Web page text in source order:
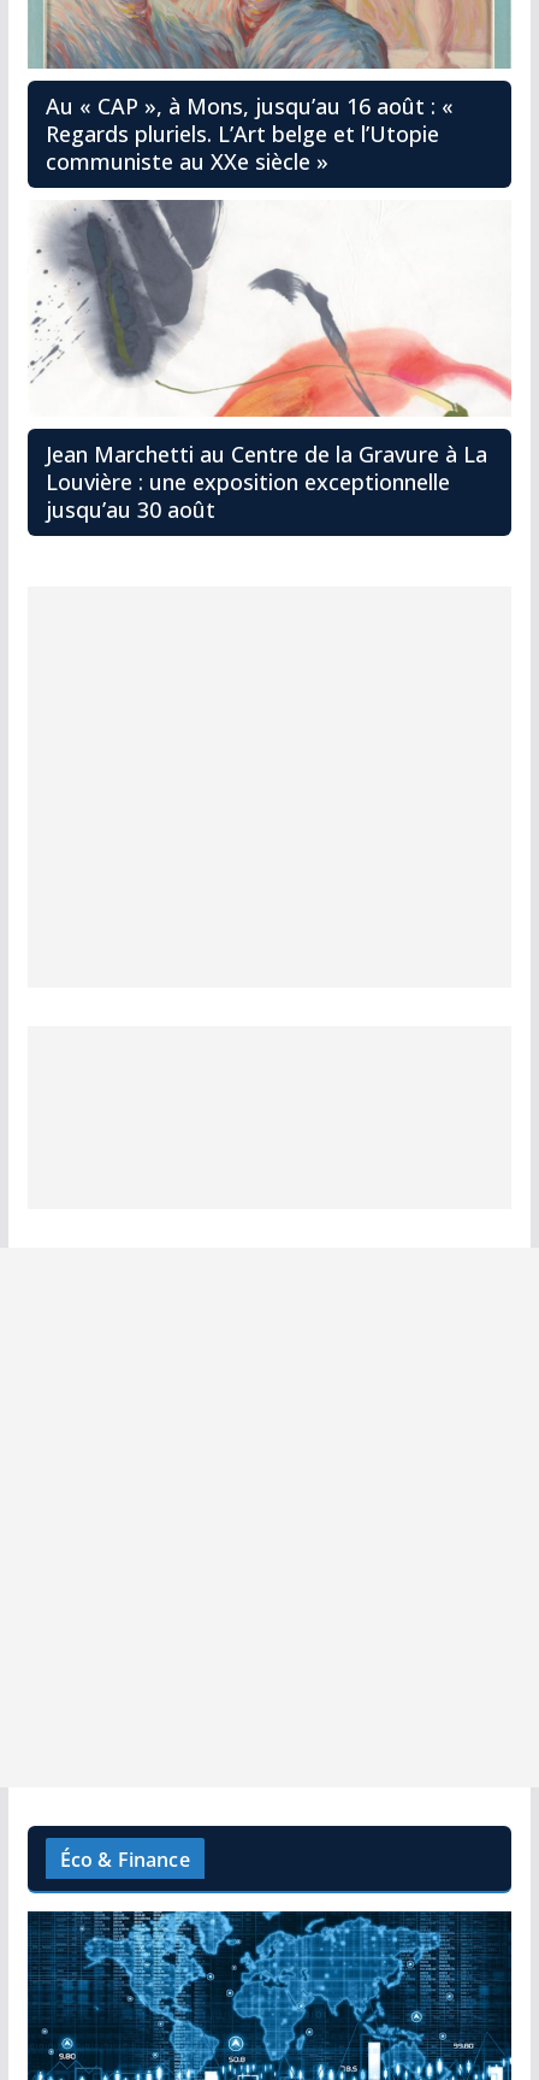
Au « CAP », à Mons, jusqu’au 16 août : «
Regards pluriels. L’Art belge et l’Utopie
communiste au XXe siècle »
Jean Marchetti au Centre de la Gravure à La
Louvière : une exposition exceptionnelle
jusqu’au 30 août
Éco & Finance